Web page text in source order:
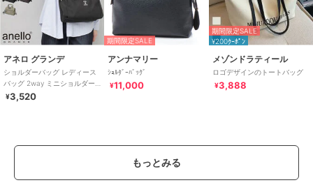
アネロ グランデ
ショルダーバッグ レディース
バッグ 2way ミニショルダー
バッグ ミニボストンバッグ 撥
¥3,520
期間限定SALE
アンナマリー
ｼｮﾙﾀﾞｰﾊﾞｯｸﾞ
¥11,000
期間限定SALE
¥200ｸｰﾎﾟﾝ
メゾンドラティール
ロゴデザインのトートバッグ
¥3,888
もっとみる